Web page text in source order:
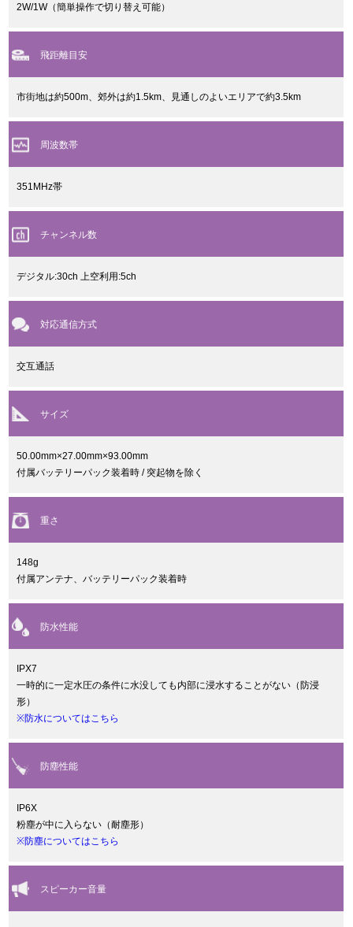
2W/1W（簡単操作で切り替え可能）
飛距離目安
市街地は約500m、郊外は約1.5km、見通しのよいエリアで約3.5km
周波数帯
351MHz帯
チャンネル数
デジタル:30ch 上空利用:5ch
対応通信方式
交互通話
サイズ
50.00mm×27.00mm×93.00mm
付属バッテリーパック装着時 / 突起物を除く
重さ
148g
付属アンテナ、バッテリーパック装着時
防水性能
IPX7
一時的に一定水圧の条件に水没しても内部に浸水することがない（防浸
形）
※防水についてはこちら
防塵性能
IP6X
粉塵が中に入らない（耐塵形）
※防塵についてはこちら
スピーカー音量